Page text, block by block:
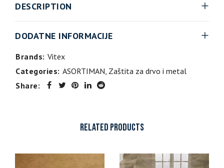
DESCRIPTION
DODATNE INFORMACIJE
Brands: Vitex
Categories: ASORTIMAN, Zaštita za drvo i metal
Share:
RELATED PRODUCTS